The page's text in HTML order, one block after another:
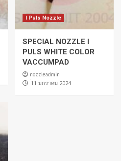
I Puls Nozzle
SPECIAL NOZZLE I
PULS WHITE COLOR
VACCUMPAD
nozzleadmin
่11 มกราคม 2024